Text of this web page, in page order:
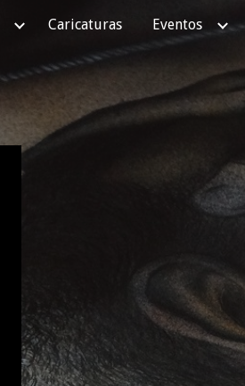
Skip to navigation
Caricaturas Eventos